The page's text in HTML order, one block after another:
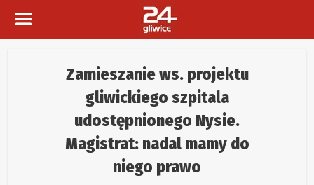
Zamieszanie ws. projektu
gliwickiego szpitala
udostępnionego Nysie.
Magistrat: nadal mamy do
niego prawo